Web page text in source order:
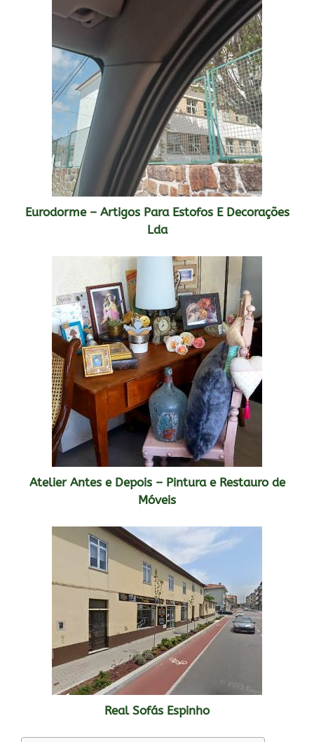
Eurodorme – Artigos Para Estofos E Decorações
Lda
Atelier Antes e Depois – Pintura e Restauro de
Móveis
Real Sofás Espinho